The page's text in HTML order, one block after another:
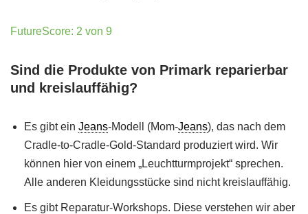
FutureScore: 2 von 9
Sind die Produkte von Primark reparierbar
und kreislauffähig?
Es gibt ein Jeans-Modell (Mom-Jeans), das nach dem
Cradle-to-Cradle-Gold-Standard produziert wird. Wir
können hier von einem „Leuchtturmprojekt“ sprechen.
Alle anderen Kleidungsstücke sind nicht kreislauffähig.
Es gibt Reparatur-Workshops. Diese verstehen wir aber